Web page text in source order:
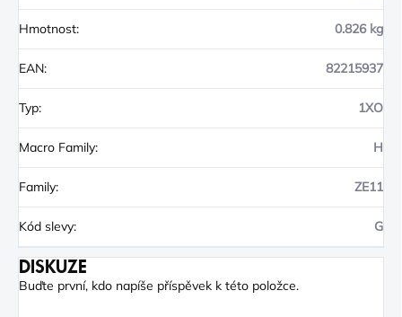
Hmotnost: 0.826 kg
EAN: 82215937
Typ: 1XO
Macro Family: H
Family: ZE11
Kód slevy: G
DISKUZE
Buďte první, kdo napíše příspěvek k této položce.